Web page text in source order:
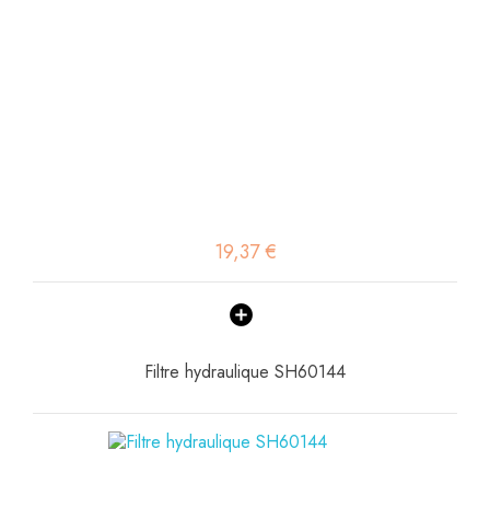
19,37 €
Filtre hydraulique SH60144